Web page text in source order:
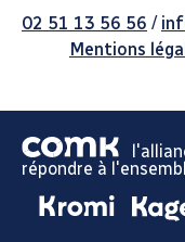
02 51 13 56 56 /
Mentions
répondre à